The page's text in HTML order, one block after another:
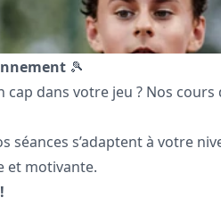
🎾
cap dans votre jeu ? Nos
séances s’adaptent à votre
et motivante.